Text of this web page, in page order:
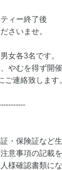
ィー終了後
さいませ。
女各3名です。
やむを得ず開
連絡致します
・保険証など
意事項の記載を
様確認書類に